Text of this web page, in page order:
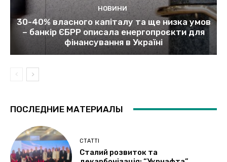
НОВИНИ
30-40% власного капіталу та ще низка умов
– банкір ЄБРР описала енергопроєкти для
фінансування в Україні
ПОСЛЕДНИЕ МАТЕРИАЛЫ
СТАТТІ
Сталий розвиток та